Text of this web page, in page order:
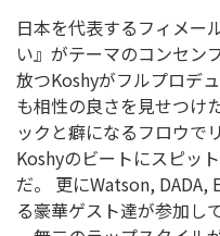
日本を代表するフィメー
い』がテーマのコンセン
放つKoshyがフルプロデ
も相性の良さを見せつけ
ックと癖になるフロウで
Koshyのビートにスピッ
だ。 更にWatson, DADA,
る豪華ゲスト達が参加し